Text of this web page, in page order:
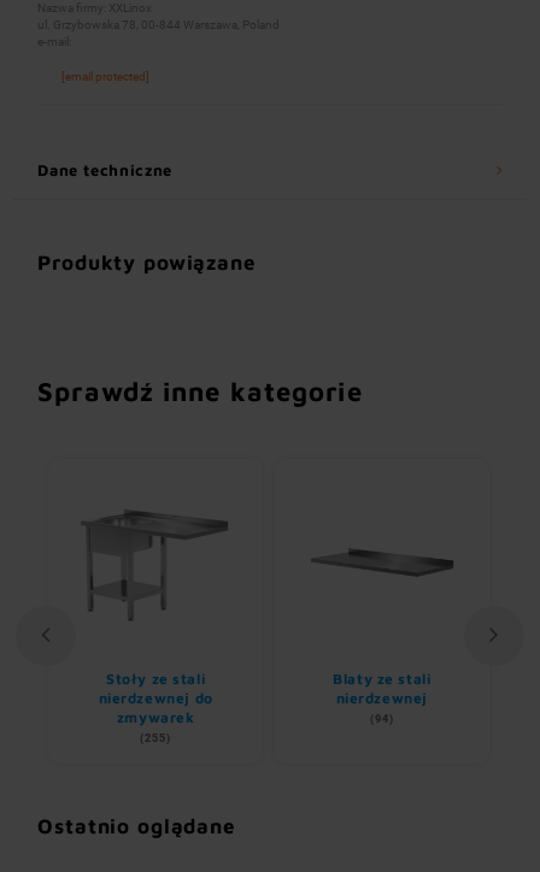
Nazwa firmy: XXLinox
ul. Grzybowska 78, 00-844 Warszawa, Poland
e-mail:
[email protected]
Dane techniczne
Produkty powiązane
Sprawdź inne kategorie
Stoły ze stali
nierdzewnej do
zmywarek
(255)
Blaty ze stali
nierdzewnej
(94)
Ostatnio oglądane